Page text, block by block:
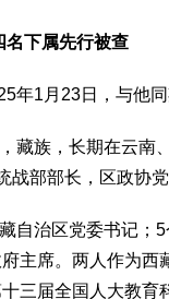
下属先行被查
1月23日，与他同
族，长期在云南
战部部长，区政协
治区党委书记；5
主席。两人作为西
三届全国人大教